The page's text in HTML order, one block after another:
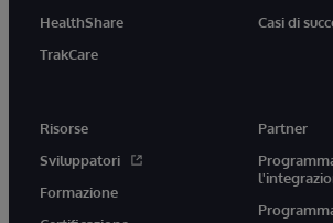
HealthShare
TrakCare
Casi di
Risorse
Sviluppatori
Formazione
Partner